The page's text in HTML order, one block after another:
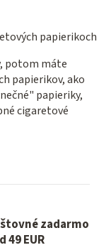
papierikoch
potom máte
papierikov, ako
papieriky,
cigaretové
zadarmo
49 EUR